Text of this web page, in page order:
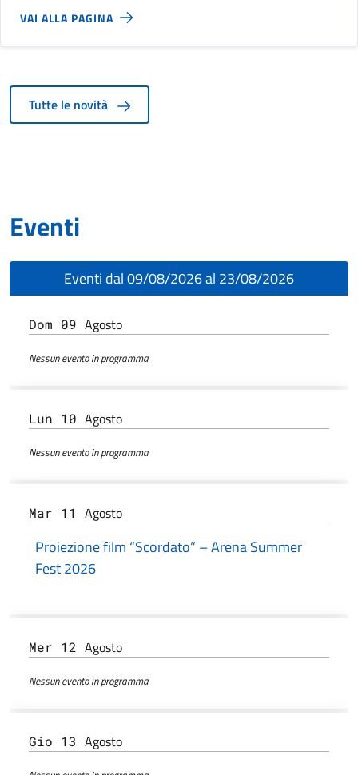
VAI ALLA PAGINA
Tutte le novità
Eventi
Eventi dal 09/08/2026 al 23/08/2026
Dom 09 Agosto
Nessun evento in programma
Lun 10 Agosto
Nessun evento in programma
Mar 11 Agosto
Proiezione film “Scordato” – Arena Summer
Fest 2026
Mer 12 Agosto
Nessun evento in programma
Gio 13 Agosto